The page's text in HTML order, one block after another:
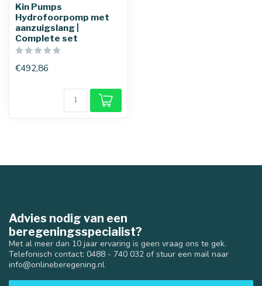
Kin Pumps
Hydrofoorpomp met
aanzuigslang |
Complete set
€492,86
Advies nodig van een
beregeningsspecialist?
Met al meer dan 10 jaar ervaring is geen vraag ons te gek.
Telefonisch contact: 0488 - 740 032 of stuur een mail naar
info@onlineberegening.nl